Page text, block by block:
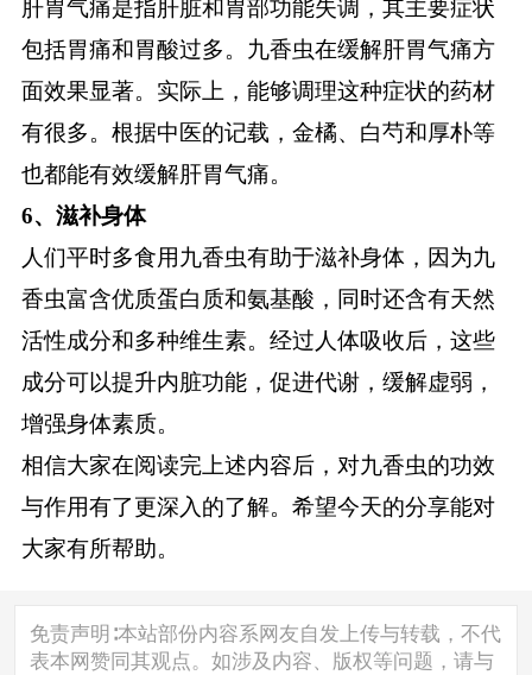
肝胃气痛是指肝脏和胃部功能失调，其主要症状
包括胃痛和胃酸过多。九香虫在缓解肝胃气痛方
面效果显著。实际上，能够调理这种症状的药材
有很多。根据中医的记载，金橘、白芍和厚朴等
也都能有效缓解肝胃气痛。
6、滋补身体
人们平时多食用九香虫有助于滋补身体，因为九
香虫富含优质蛋白质和氨基酸，同时还含有天然
活性成分和多种维生素。经过人体吸收后，这些
成分可以提升内脏功能，促进代谢，缓解虚弱，
增强身体素质。
相信大家在阅读完上述内容后，对九香虫的功效
与作用有了更深入的了解。希望今天的分享能对
大家有所帮助。
免责声明∶本站部份内容系网友自发上传与转载，不代
表本网赞同其观点。如涉及内容、版权等问题，请与